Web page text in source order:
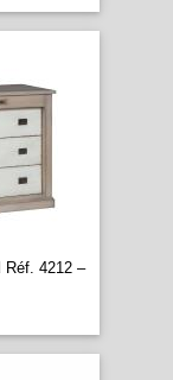
Réf. 4212 –